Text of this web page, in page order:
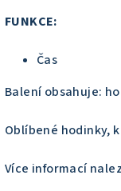
FUNKCE:
Čas
Balení obsahuje:
Oblíbené hodinky,
Více informací